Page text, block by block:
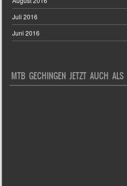
Juli 2016
Juni 2016
MTB GECHINGEN JETZT AUCH